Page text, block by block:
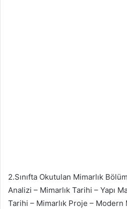
2.Sınıfta Okutulan Mimarlık
Analizi – Mimarlık Tarihi – Yapı
Tarihi – Mimarlık Proje – Modern